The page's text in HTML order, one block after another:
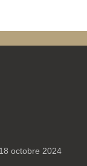
18 octobre 2024